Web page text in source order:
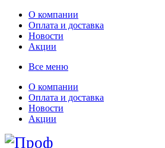
О компании
Оплата и доставка
Новости
Акции
Все меню
О компании
Оплата и доставка
Новости
Акции